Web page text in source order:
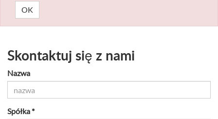
OK
Skontaktuj się z nami
Nazwa
Spółka *